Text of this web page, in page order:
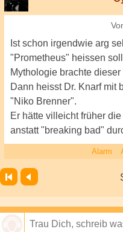
Ist schon irgendwie arg
"Prometheus" heissen
Mythologie brachte
Dann heisst Dr. Knarf mit
"Niko Brenner".
Er hätte villeicht früher
anstatt "breaking bad"
Alarm